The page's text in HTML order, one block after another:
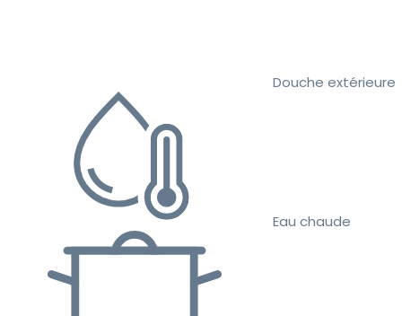
Douche extérieure
Eau chaude